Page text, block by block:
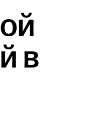
и
в
в